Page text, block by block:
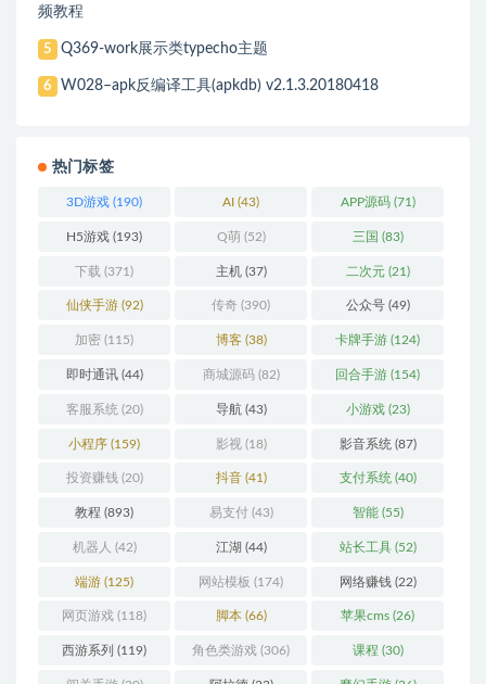
频教程
5 Q369-work展示类typecho主题
6 W028–apk反编译工具(apkdb) v2.1.3.20180418
热门标签
3D游戏 (190) AI (43) APP源码(71)
H5游戏 (193) Q萌(52) 三国 (83)
下载 (371) 主机(37) 二次元(21)
仙侠手游(92) 传奇 (390) 公众号(49)
加密 (115) 博客(38) 卡牌手游 (124)
即时通讯(44) 商城源码(82) 回合手游 (154)
客服系统 (20) 导航(43) 小游戏(23)
小程序 (159) 影视(18) 影音系统 (87)
投资赚钱 (20) 抖音(41) 支付系统 (40)
教程 (893) 易支付(43) 智能(55)
机器人 (42) 江湖 (44) 站长工具(52)
端游 (125) 网站模板 (174) 网络赚钱(22)
网页游戏 (118) 脚本(66) 苹果cms (26)
西游系列 (119) 角色类游戏 (306) 课程 (30)